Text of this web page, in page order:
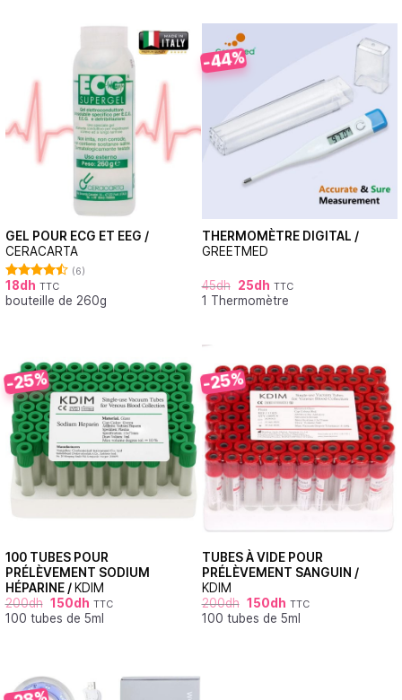
GEL POUR ECG ET EEG /
CERACARTA
Note 4.50
sur 5
(6)
18dh TTC
bouteille de 260g
-44%
THERMOMÈTRE DIGITAL /
GREETMED
45dh 25dh TTC
1 Thermomètre
-25%
100 TUBES POUR
PRÉLÈVEMENT SODIUM
HÉPARINE / KDIM
200dh 150dh TTC
100 tubes de 5ml
-25%
TUBES À VIDE POUR
PRÉLÈVEMENT SANGUIN /
KDIM
200dh 150dh TTC
100 tubes de 5ml